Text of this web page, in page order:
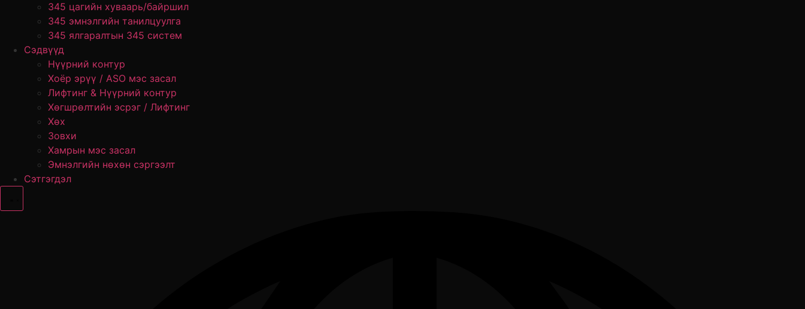
345 цагийн хуваарь/байршил
345 эмнэлгийн танилцуулга
345 ялгаралтын 345 систем
Сэдвүүд
Нүүрний контур
Хоёр эрүү / ASO мэс засал
Лифтинг & Нүүрний контур
Хөгшрөлтийн эсрэг / Лифтинг
Хөх
Зовхи
Хамрын мэс засал
Эмнэлгийн нөхөн сэргээлт
Сэтгэгдэл